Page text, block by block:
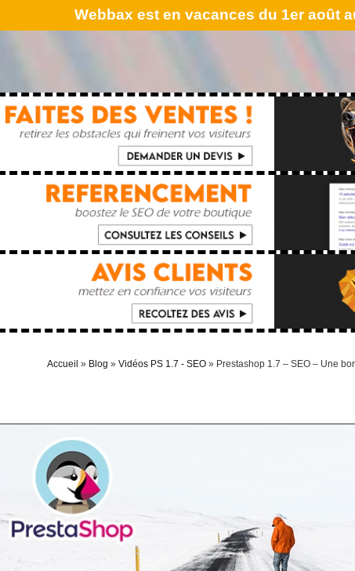
Webbax est en vacances du 1er août
Accueil » Blog »Vidéos PS 1.7 - SEO » Prestashop 1.7 – SEO – Une